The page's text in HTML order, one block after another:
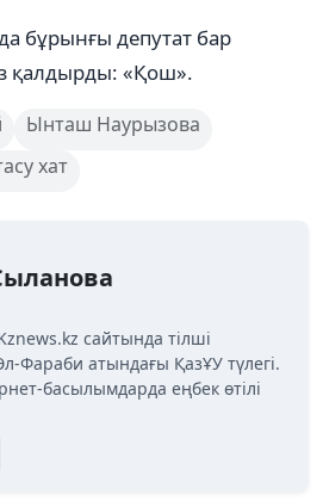
бұрынғы депутат бар
қалдырды: «Қош».
Ынташ Наурызова
хат
сайтында тілші
Фараби атындағы ҚазҰУ түлегі.
басылымдарда еңбек өтілі